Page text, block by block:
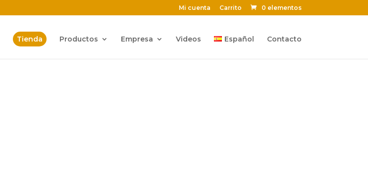
Mi cuenta Carrito 0 elementos
Tienda Productos Empresa Videos Español Contacto